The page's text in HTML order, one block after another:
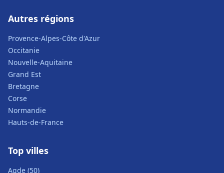
Autres régions
Provence-Alpes-Côte d'Azur
Occitanie
Nouvelle-Aquitaine
Grand Est
Bretagne
Corse
Normandie
Hauts-de-France
Top villes
Agde (50)